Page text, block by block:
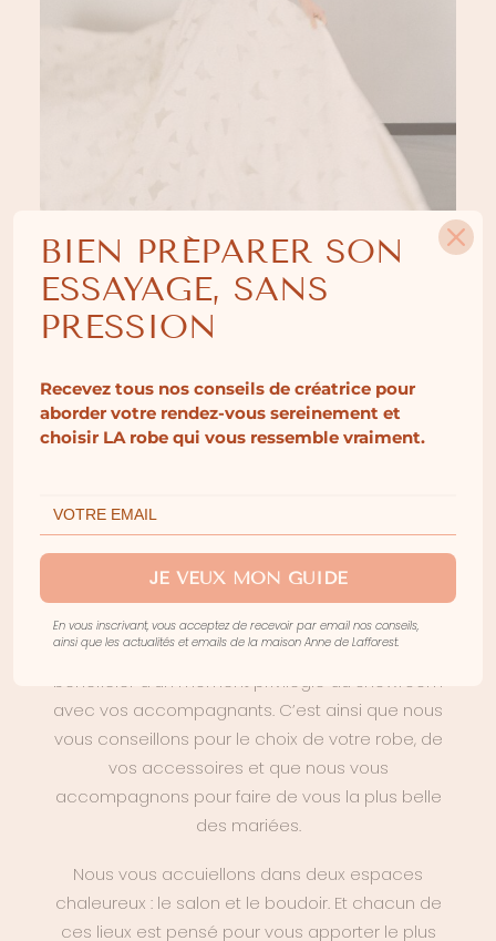
RENDEZ-VOUS
Chez Anne de Lafforest, nous vous recevons
exclusivement sur rendez-vous. Ainsi, vous
bénéficier d’un moment privilégié au showroom
avec vos accompagnants. C’est ainsi que nous
vous conseillons pour le choix de votre robe, de
vos accessoires et que nous vous
accompagnons pour faire de vous la plus belle
des mariées.
Nous vous accuiellons dans deux espaces
chaleureux : le salon et le boudoir. Et chacun de
ces lieux est pensé pour vous apporter le plus
BIEN PRÉPARER SON
ESSAYAGE, SANS
PRESSION
Recevez tous nos conseils de créatrice pour
aborder votre rendez-vous sereinement et
choisir LA robe qui vous ressemble vraiment.
JE VEUX MON GUIDE
En vous inscrivant, vous acceptez de recevoir par email nos conseils,
ainsi que les actualités et emails de la maison Anne de Lafforest.